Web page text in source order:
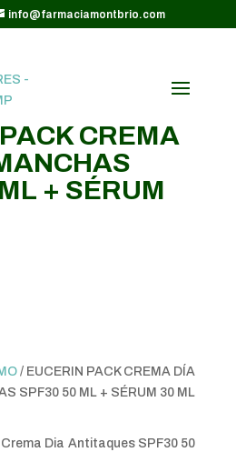
info@farmaciamontbrio.com
CREMA
+ SÉRUM
/ EUCERIN PACK CREMA DÍA
SPF30 50 ML + SÉRUM 30 ML
Dia Antitaques SPF30 50